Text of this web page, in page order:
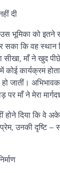
दी
भूमिका को इतने
सका कि वह स्थान
सीखा, माँ ने खुद
कार्यक्रम
जातीं।
माँ ने मेरा
होने दिया कि वे
उनकी दृष्टि –